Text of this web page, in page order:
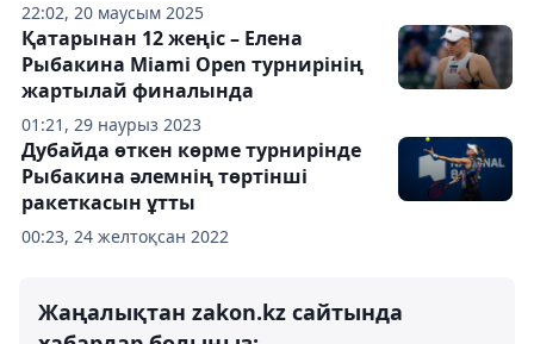
22:02, 20 маусым 2025
01:21, 29 наурыз 2023
Қатарынан 12 жеңіс – Елена
Рыбакина Miami Open турнирінің
жартылай финалында
00:23, 24 желтоқсан 2022
Дубайда өткен көрме турнирінде
Рыбакина әлемнің төртінші
ракеткасын ұтты
Жаңалықтан zakon.kz сайтында